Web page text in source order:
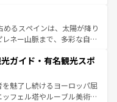
風景やアマルフィ海岸の絶
。観光の合間には、本場の
リア料理を堪能することも
られない旅をしてみよう！
るスペインは、太陽が降り
ネー山脈まで、多彩な自然
的なフラメンコ、熱気あふ
スが生活の一部となってい
た雰囲気や、バルセロナの
では古代ローマ遺跡や中世
ガイド・有名観光スポ
魅了し続けるヨーロッパ屈
フェル塔やルーブル美術館